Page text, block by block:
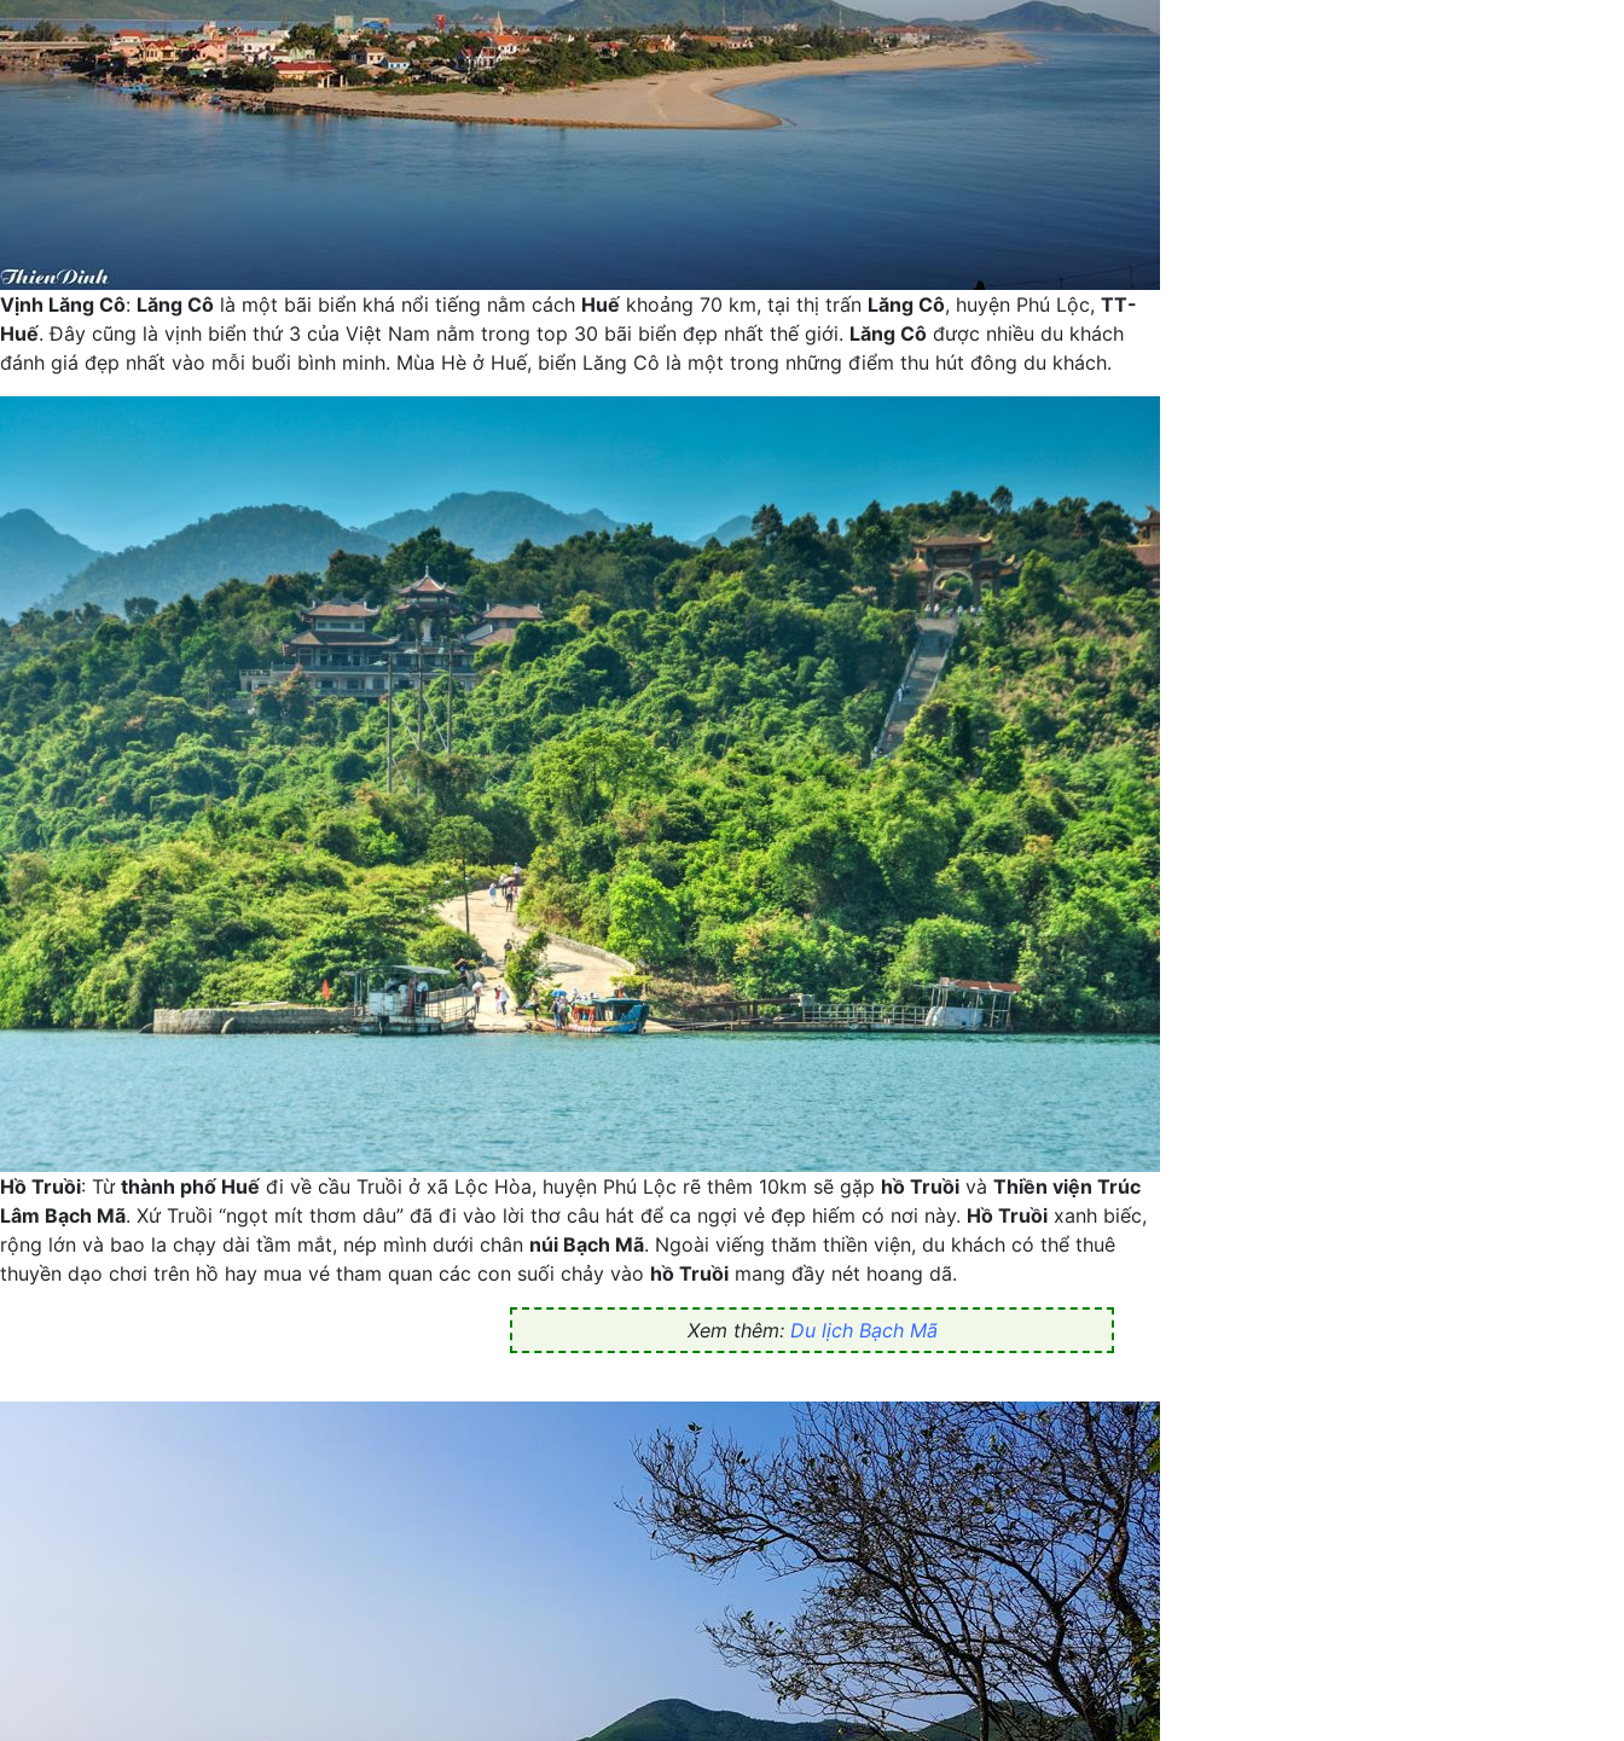
Vịnh Lăng Cô: Lăng Cô là một bãi biển khá nổi tiếng nằm cách Huế khoảng 70 km, tại thị trấn Lăng Cô, huyện Phú Lộc, TT-
Huế. Đây cũng là vịnh biển thứ 3 của Việt Nam nằm trong top 30 bãi biển đẹp nhất thế giới. Lăng Cô được nhiều du khách
đánh giá đẹp nhất vào mỗi buổi bình minh. Mùa Hè ở Huế, biển Lăng Cô là một trong những điểm thu hút đông du khách.
Hồ Truồi: Từ thành phố Huế đi về cầu Truồi ở xã Lộc Hòa, huyện Phú Lộc rẽ thêm 10km sẽ gặp hồ Truồi và Thiền viện Trúc
Lâm Bạch Mã. Xứ Truồi “ngọt mít thơm dâu” đã đi vào lời thơ câu hát để ca ngợi vẻ đẹp hiếm có nơi này. Hồ Truồi xanh biếc,
rộng lớn và bao la chạy dài tầm mắt, nép mình dưới chân núi Bạch Mã. Ngoài viếng thăm thiền viện, du khách có thể thuê
thuyền dạo chơi trên hồ hay mua vé tham quan các con suối chảy vào hồ Truồi mang đầy nét hoang dã.
Xem thêm: Du lịch Bạch Mã